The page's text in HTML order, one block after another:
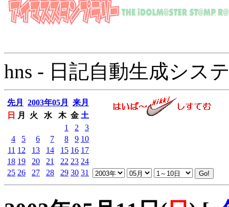
hns - 日記自動生成シス
先月 2003年05月
来月
日
月 火 水 木 金 土
1
2
3
4
5 6 7 8 9 10
11 12 13 14 15 16 17
18 19 20 21 22 23 24
25 26 27 28 29 30 31